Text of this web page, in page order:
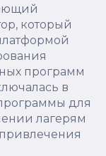
который
программ
в
для
лагерям